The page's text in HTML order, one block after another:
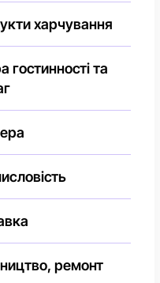
харчування
гостинності та
ремонт